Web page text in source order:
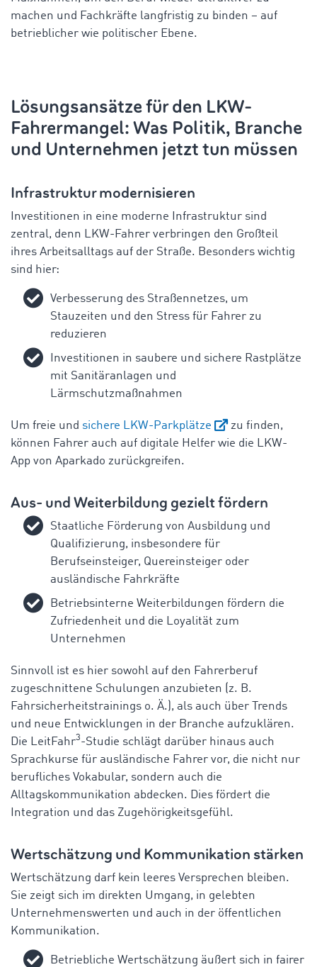
machen und Fachkräfte langfristig zu binden – auf
betrieblicher wie politischer Ebene.
Lösungsansätze für den LKW-
Fahrermangel: Was Politik, Branche
und Unternehmen jetzt tun müssen
Infrastruktur modernisieren
Investitionen in eine moderne Infrastruktur sind
zentral, denn LKW-Fahrer verbringen den Großteil
ihres Arbeitsalltags auf der Straße. Besonders wichtig
sind hier:
Verbesserung des Straßennetzes, um
Stauzeiten und den Stress für Fahrer zu
reduzieren
Investitionen in saubere und sichere Rastplätze
mit Sanitäranlagen und
Lärmschutzmaßnahmen
Um freie und sichere LKW-Parkplätze
zu finden,
können Fahrer auch auf digitale Helfer wie die LKW-
App von Aparkado zurückgreifen.
Aus- und Weiterbildung gezielt fördern
Staatliche Förderung von Ausbildung und
Qualifizierung, insbesondere für
Berufseinsteiger, Quereinsteiger oder
ausländische Fahrkräfte
Betriebsinterne Weiterbildungen fördern die
Zufriedenheit und die Loyalität zum
Unternehmen
Sinnvoll ist es hier sowohl auf den Fahrerberuf
zugeschnittene Schulungen anzubieten (z. B.
Fahrsicherheitstrainings o. Ä.), als auch über Trends
und neue Entwicklungen in der Branche aufzuklären.
Die LeitFahr3-Studie schlägt darüber hinaus auch
Sprachkurse für ausländische Fahrer vor, die nicht nur
berufliches Vokabular, sondern auch die
Alltagskommunikation abdecken. Dies fördert die
Integration und das Zugehörigkeitsgefühl.
Wertschätzung und Kommunikation stärken
Wertschätzung darf kein leeres Versprechen bleiben.
Sie zeigt sich im direkten Umgang, in gelebten
Unternehmenswerten und auch in der öffentlichen
Kommunikation.
Betriebliche Wertschätzung äußert sich in fairer